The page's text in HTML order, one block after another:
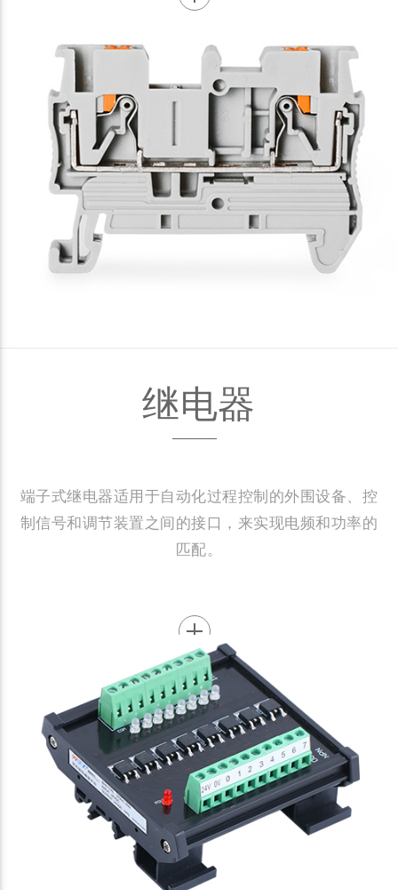
继电器
端子式继电器适用于自动化过程控制的外围设备、控
制信号和调节装置之间的接口，来实现电频和功率的
匹配。